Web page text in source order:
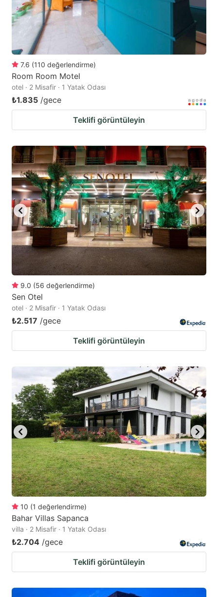
7.6 (110 değerlendirme)
Room Room Motel
otel · 2 Misafir · 1 Yatak Odası
₺1.835 /gece
Teklifi görüntüleyin
9.0 (56 değerlendirme)
Sen Otel
otel · 2 Misafir · 1 Yatak Odası
₺2.517 /gece
Teklifi görüntüleyin
10 (1 değerlendirme)
Bahar Villas Sapanca
villa · 2 Misafir · 1 Yatak Odası
₺2.704 /gece
Teklifi görüntüleyin